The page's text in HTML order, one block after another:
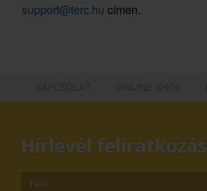
support@terc.hu címen.
Hírlevél feliratkozás